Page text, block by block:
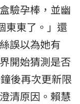
驗孕棒，並幽
東東了。」還
誤以為她有
開始猜測是否
後再次更新限
清原因。賴慧